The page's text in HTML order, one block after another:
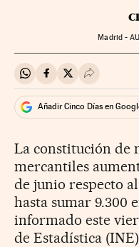
Madrid -
Compartir en Whatsapp
Compartir en
Compartir en
Desplegar
Añadir Cinco Días en
La constitución de
mercantiles
de junio respecto
hasta sumar 9.300
informado este
de Estadística